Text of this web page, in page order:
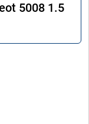
5008 1.5